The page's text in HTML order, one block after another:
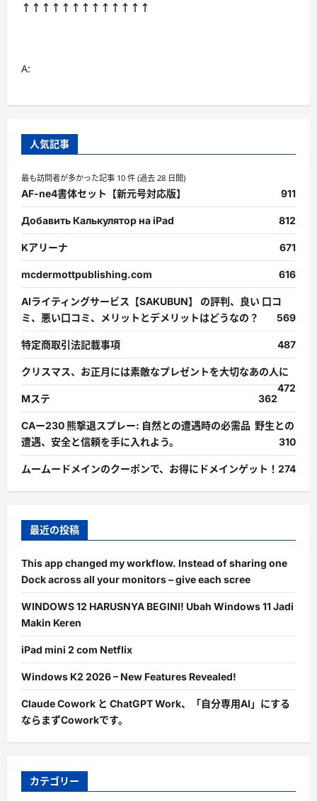
↑↑↑↑↑↑↑↑↑↑↑↑↑
A:
人気記事
最も訪問者が多かった記事 10 件 (過去 28 日間)
AF-ne4書体セット【新元号対応版】 911
Добавить Калькулятор на iPad 812
Kアリーナ 671
mcdermottpublishing.com 616
AIライティングサービス【SAKUBUN】 の評判、良い 口コ
ミ、悪い口コミ、メリットとデメリットはどうなの？
569
特定商取引法記載事項 487
クリスマス、お正月には素敵なプレゼントを大切なあの人に
472
Mステ
362
CAー230 熊撃退スプレー: 自然との遭遇時の必需品 野生との
遭遇、安全と信頼を手に入れよう。
310
ムームードメインのクーポンで、お得にドメインゲット！ 274
最近の投稿
This app changed my workflow. Instead of sharing one
Dock across all your monitors – give each scree
WINDOWS 12 HARUSNYA BEGINI! Ubah Windows 11 Jadi
Makin Keren
iPad mini 2 com Netflix
Windows K2 2026 – New Features Revealed!
Claude Cowork と ChatGPT Work、「自分専用AI」にする
ならまずCoworkです。
カテゴリー